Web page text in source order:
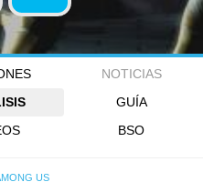
NOTICIAS
GUÍA
BSO
US